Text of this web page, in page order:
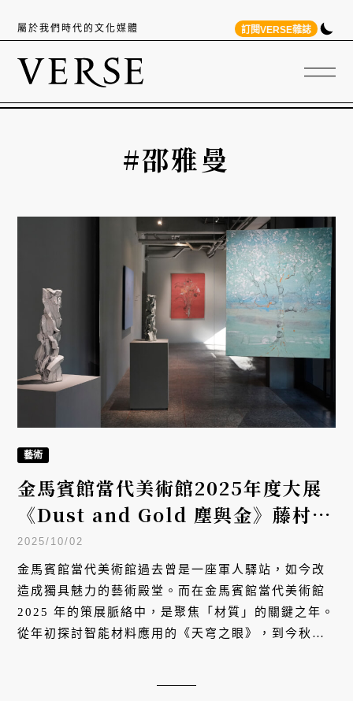
屬於我們時代的文化媒體 訂閱VERSE雜誌
#邵雅曼
藝術
金馬賓館當代美術館2025年度大展
《Dust and Gold 塵與金》藤村
真、道川省三 雙個展，用材質詮釋
時間與修復的詩性對話
2025/10/02
金馬賓館當代美術館過去曾是一座軍人驛站，如今改
造成獨具魅力的藝術殿堂。而在金馬賓館當代美術館
2025 年的策展脈絡中，是聚焦「材質」的關鍵之年。
從年初探討智能材料應用的《天穹之眼》，到今秋登